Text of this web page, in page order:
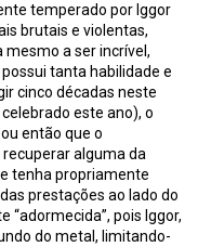
temperado por Iggor
brutais e violentas,
mesmo a ser incrível,
tanta habilidade e
cinco décadas neste
este ano), o
então que o
alguma da
tenha propriamente
prestações ao lado do
pois Iggor,
do metal, limitando-